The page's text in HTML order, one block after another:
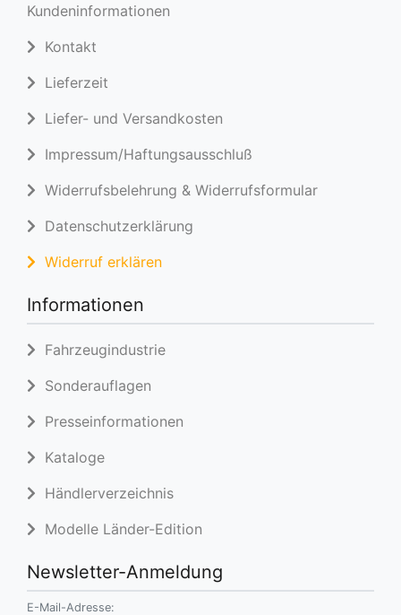
Kundeninformationen
Kontakt
Lieferzeit
Liefer- und Versandkosten
Impressum/Haftungsausschluß
Widerrufsbelehrung & Widerrufsformular
Datenschutzerklärung
Widerruf erklären
Informationen
Fahrzeugindustrie
Sonderauflagen
Presseinformationen
Kataloge
Händlerverzeichnis
Modelle Länder-Edition
Newsletter-Anmeldung
E-Mail-Adresse: